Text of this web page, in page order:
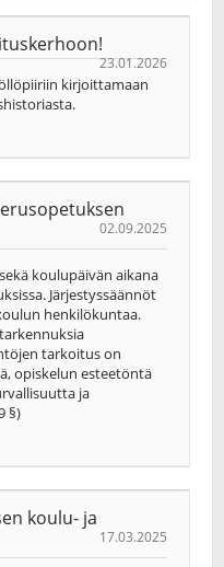
23.01.2026
kirjoittamaan
02.09.2025
koulupäivän aikana
Järjestyssäännöt
henkilökuntaa.
tarkoitus on
opiskelun esteetöntä
ja
§)
koulu- ja
17.03.2025